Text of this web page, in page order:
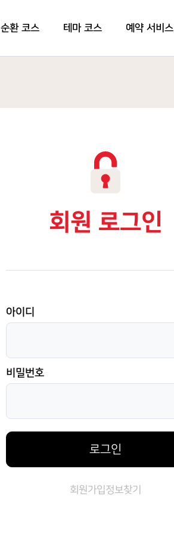
순환 코스 테마 코스 예약 서비스
회원 로그인
아이디
비밀번호
로그인
회원가입정보찾기